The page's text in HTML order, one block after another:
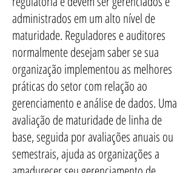
administrados em um alto nível de
maturidade. Reguladores e auditores
normalmente desejam saber se sua
organização implementou as melhores
práticas do setor com relação ao
gerenciamento e análise de dados. Uma
avaliação de maturidade de linha de
base, seguida por avaliações anuais ou
semestrais, ajuda as organizações a